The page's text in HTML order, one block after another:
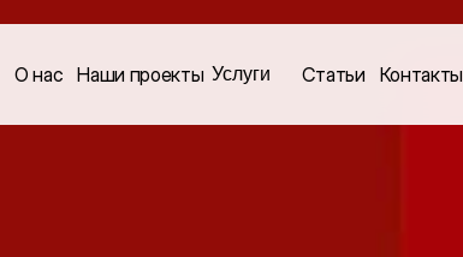
О нас Наши проекты Услуги Статьи Контакты